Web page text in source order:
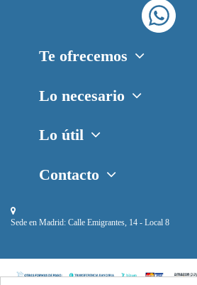
Te ofrecemos
Lo necesario
Lo útil
Contacto
Sede en Madrid: Calle Emigrantes, 14 - Local 8